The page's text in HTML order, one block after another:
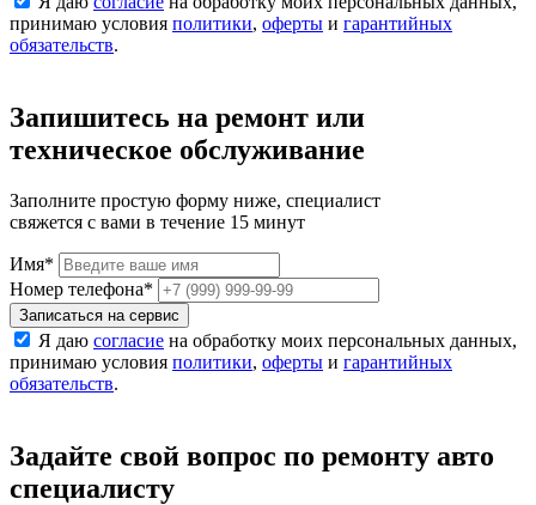
принимаю условия политики, оферты и гарантийных
обязательств.
Запишитесь на ремонт или
техническое обслуживание
Заполните простую форму ниже, специалист
свяжется с вами в течение 15 минут
Имя*
Номер телефона*
Записаться на сервис
Я даю согласие на обработку моих персональных данных,
принимаю условия политики, оферты и гарантийных
обязательств.
Задайте свой вопрос по ремонту авто
специалисту